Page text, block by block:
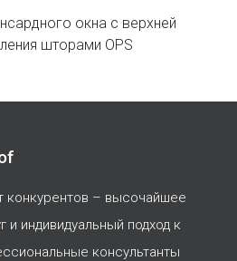
окна с верхней
шторами OPS
конкурентов – высочайшее
и индивидуальный подход к
консультанты